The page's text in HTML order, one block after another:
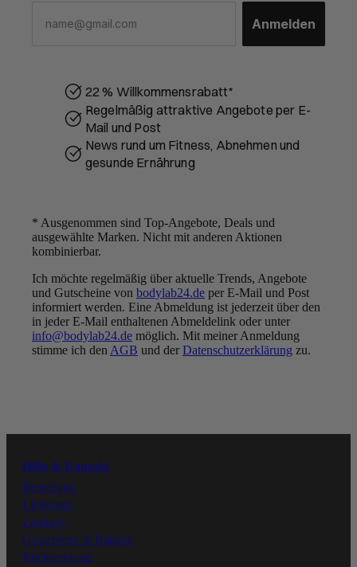
Anmelden
22 % Willkommensrabatt*
Regelmäßig attraktive Angebote per E-
Mail und Post
News rund um Fitness, Abnehmen und
gesunde Ernährung
* Ausgenommen sind Top-Angebote, Deals und
ausgewählte Marken. Nicht mit anderen Aktionen
kombinierbar.
Ich möchte regelmäßig über aktuelle Trends, Angebote
und Gutscheine von bodylab24.de per E-Mail und Post
informiert werden. Eine Abmeldung ist jederzeit über den
in jeder E-Mail enthaltenen Abmeldelink oder unter
info@bodylab24.de möglich. Mit meiner Anmeldung
stimme ich den AGB und der Datenschutzerklärung zu.
UNSER VERSPRECHEN:
BESTE QUALITÄT ZU
FAIREN PREISEN
Folge uns
Instagram
Hilfe & Kontakt
Bestellung
Lieferung
Zahlung
Gutscheine & Rabatte
Rücksendung